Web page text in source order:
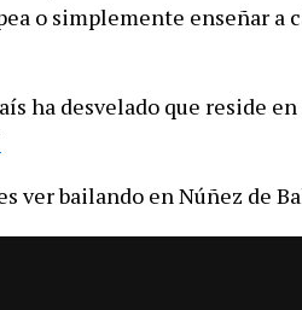
o simplemente enseñar a
ha desvelado que reside en
ver bailando en Núñez de